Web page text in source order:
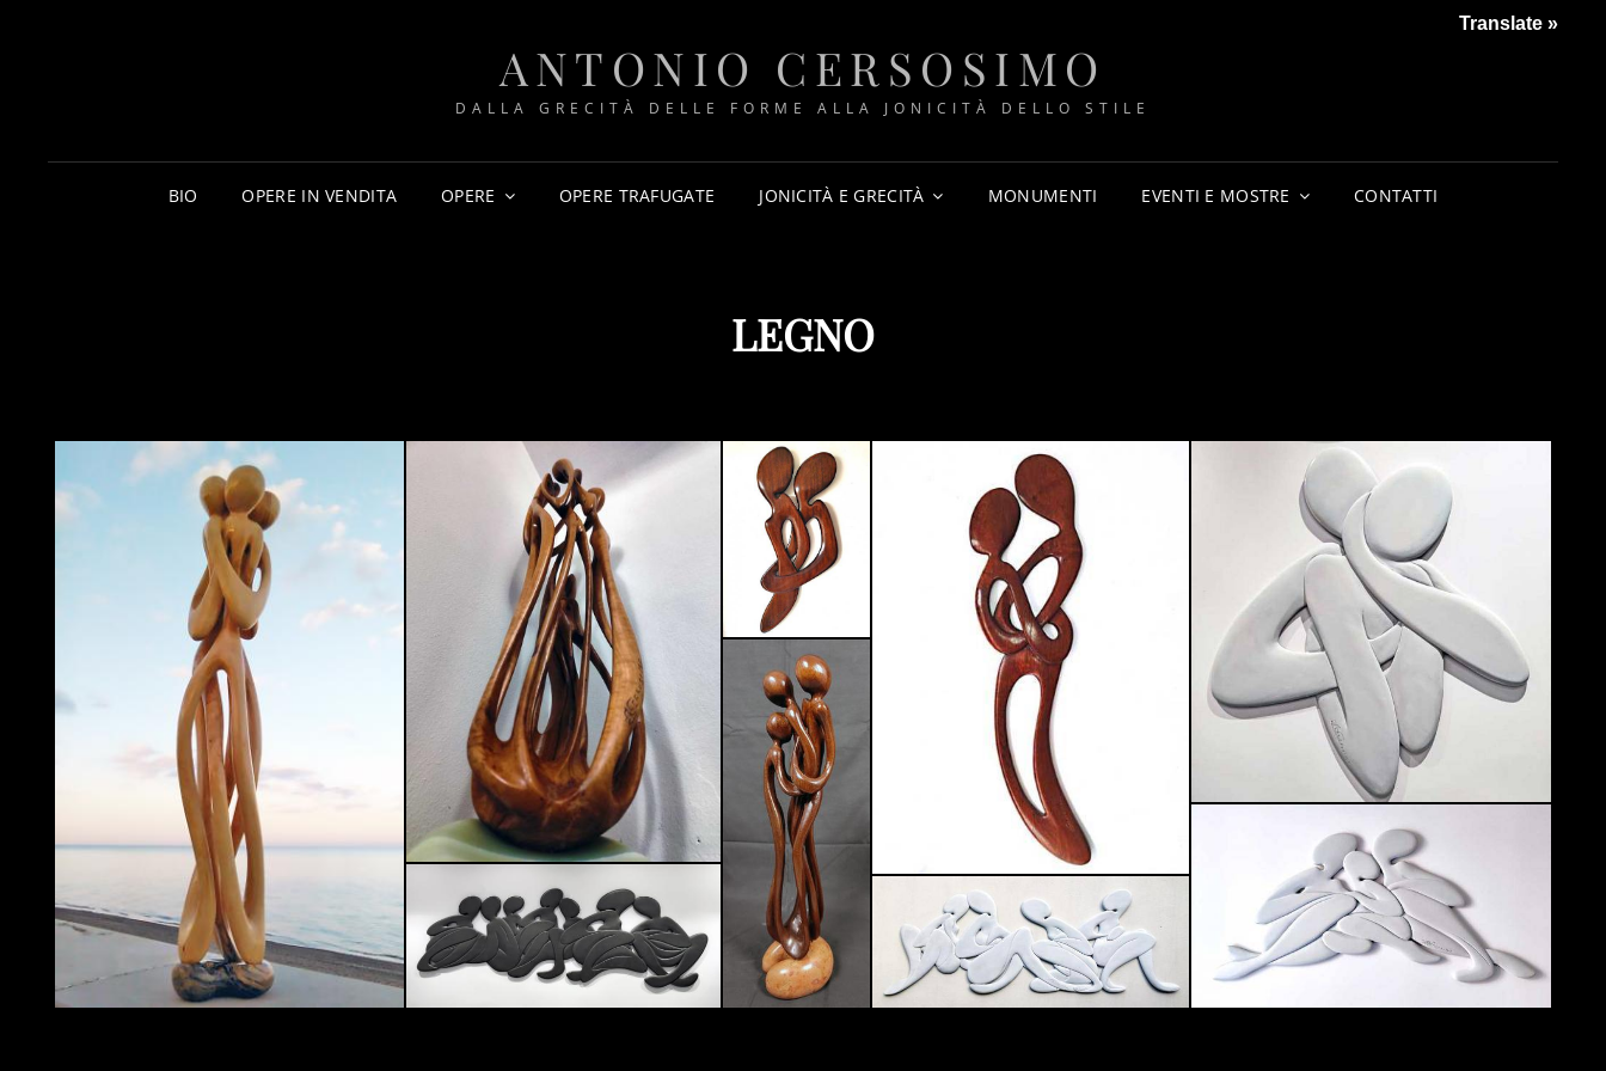
ANTONIO CERSOSIMO
DALLA GRECITÀ DELLE FORME ALLA JONICITÀ DELLO STILE
BIO OPERE IN VENDITA OPERE OPERE TRAFUGATE JONICITÀ E GRECITÀ MONUMENTI EVENTI E MOSTRE CONTATTI
LEGNO
Translate »